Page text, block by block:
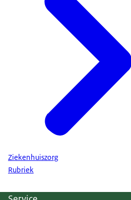
Ziekenhuiszorg
Rubriek